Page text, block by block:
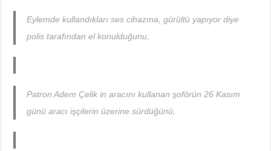
Eylemde kullandıkları ses cihazına, gürültü yapıyor diye
polis tarafından el konulduğunu,
Patron Adem Çelik in aracını kullanan şoförün 26 Kasım
günü aracı işçilerin üzerine sürdüğünü,